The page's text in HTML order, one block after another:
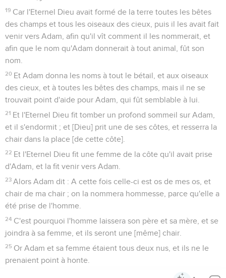
19 Car l'Eternel Dieu avait formé de la terre toutes les bêtes
des champs et tous les oiseaux des cieux, puis il les avait fait
venir vers Adam, afin qu'il vît comment il les nommerait, et
afin que le nom qu'Adam donnerait à tout animal, fût son
nom.
20 Et Adam donna les noms à tout le bétail, et aux oiseaux
des cieux, et à toutes les bêtes des champs, mais il ne se
trouvait point d'aide pour Adam, qui fût semblable à lui.
21 Et l'Eternel Dieu fit tomber un profond sommeil sur Adam,
et il s'endormit ; et [Dieu] prit une de ses côtes, et resserra la
chair dans la place [de cette côte].
22 Et l'Eternel Dieu fit une femme de la côte qu'il avait prise
d'Adam, et la fit venir vers Adam.
23 Alors Adam dit : A cette fois celle-ci est os de mes os, et
chair de ma chair ; on la nommera hommesse, parce qu'elle a
été prise de l'homme.
24 C'est pourquoi l'homme laissera son père et sa mère, et se
joindra à sa femme, et ils seront une [même] chair.
25 Or Adam et sa femme étaient tous deux nus, et ils ne le
prenaient point à honte.